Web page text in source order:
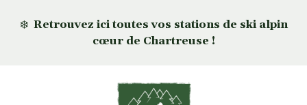
❄️ Retrouvez ici toutes vos stations de ski alpin
cœur de Chartreuse !